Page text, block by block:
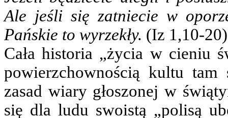
Ale jeśli się zatniecie w
Pańskie to wyrzekły. (Iz 1,10-20)
Cała historia „życia w cieniu
powierzchownością kultu tam
zasad wiary głoszonej w
się dla ludu swoistą „polisą